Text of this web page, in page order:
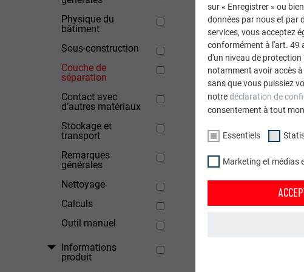
Physique du
bâtiment
Sous-construction
Couche de
séparation
Contact avec
d’autres matériaux
Stockage et
transport
Remarques
générales
Nettoyage
Calculs
Outil manuel
Informations
produit
pas l’emploi
RETOUR
sur « Enregistrer » ou
données par nous et par
services, vous acceptez
conformément à l'art. 49
d'un niveau de protection
notamment avoir accès
sans que vous puissiez
notredéclaration de
consentement à tout
Essentiels
Marketing et médias